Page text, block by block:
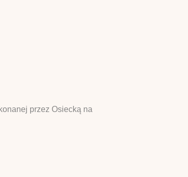
przez Osiecką na